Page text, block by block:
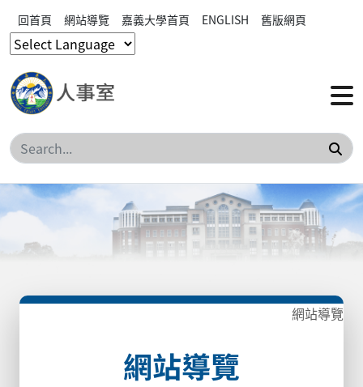
回首頁 網站導覽 嘉義大學首頁 ENGLISH 舊版網頁
搜
網站導覽
網站導覽